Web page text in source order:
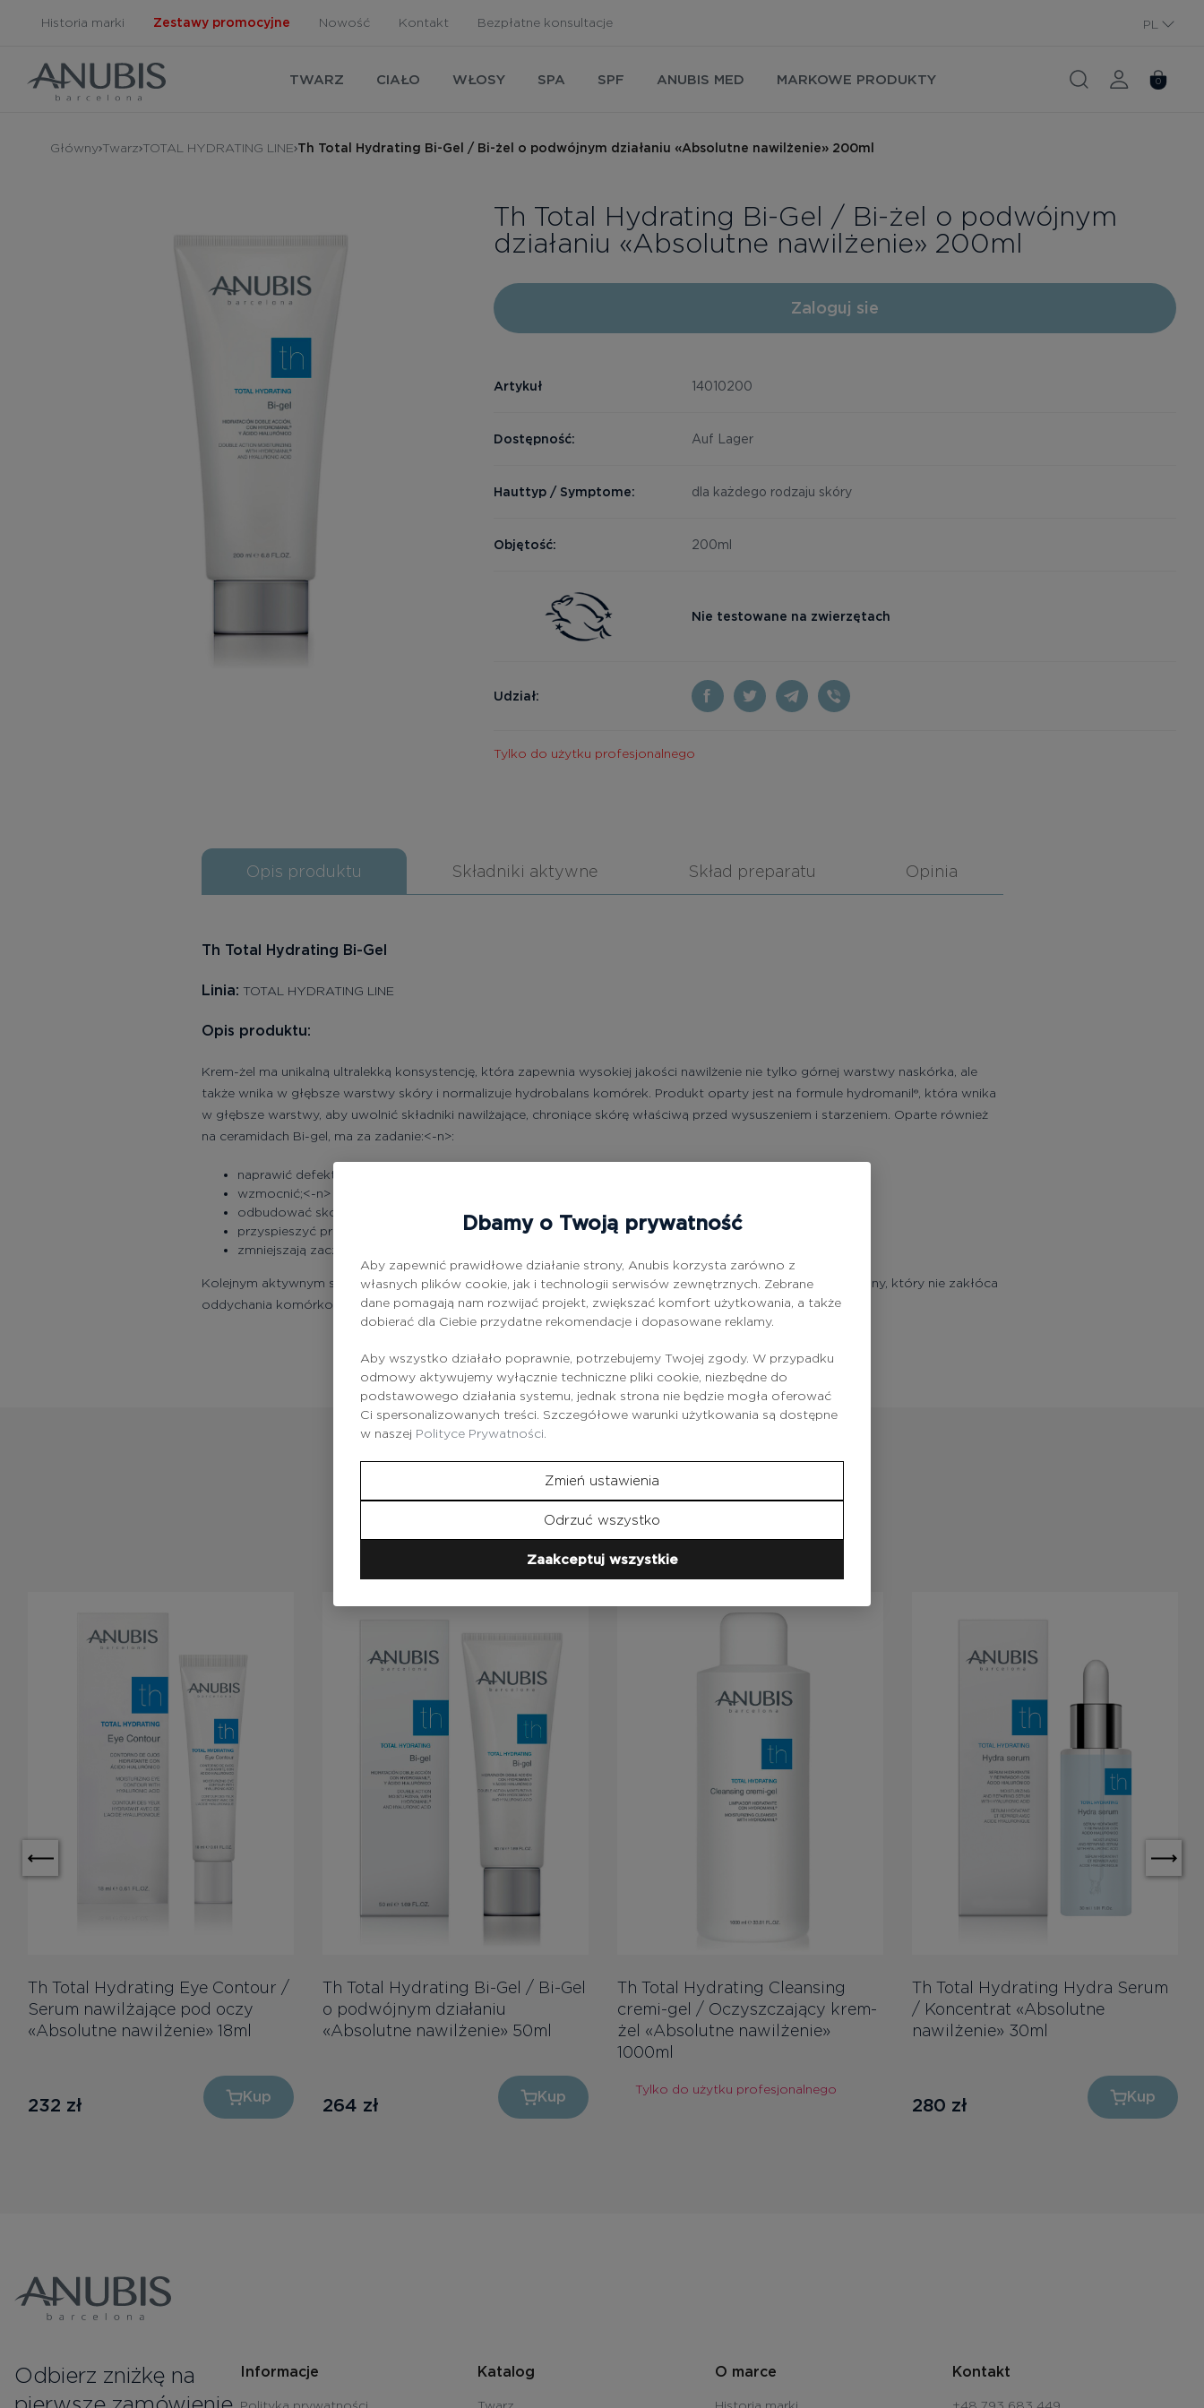
Historia marki Zestawy promocyjne Nowość Kontakt Bezpłatne konsultacje
PL
TWARZ CIAŁO WŁOSY SPA SPF ANUBIS MED MARKOWE PRODUKTY 0
Główny Twarz TOTAL HYDRATING LINE Th Total Hydrating Bi-Gel / Bi-żel o podwójnym działaniu «Absolutne nawilżenie» 200ml
Th Total Hydrating Bi-Gel / Bi-żel o podwójnym
działaniu «Absolutne nawilżenie» 200ml
Zaloguj sie
Artykuł 14010200
Dostępność: Auf Lager
Hauttyp / Symptome: dla każdego rodzaju skóry
Objętość: 200ml
Nie testowane na zwierzętach
Udział:
Tylko do użytku profesjonalnego
Opis produktu Składniki aktywne Skład preparatu Opinia
Th Total Hydrating Bi-Gel
Linia: TOTAL HYDRATING LINE
Opis produktu:
Krem-żel ma unikalną ultralekką konsystencję, która zapewnia wysokiej jakości nawilżenie nie tylko górnej warstwy naskórka, ale
także wnika w głębsze warstwy skóry i normalizuje hydrobalans komórek. Produkt oparty jest na formule hydromanil®, która wnika
w głębsze warstwy, aby uwolnić składniki nawilżające, chroniące skórę właściwą przed wysuszeniem i starzeniem. Oparte również
na ceramidach Bi-gel, ma za zadanie:<-n>:
naprawić defekty w strukturze międzykomórkowej naskórka;
wzmocnić;<-n>
odbudować skórę po peelingu, dermabrazji i mezoterapii;
przyspieszyć proces regeneracji;
zmniejszają zaczerwienienia, stany zapalne i podrażnienia.
Kolejnym aktywnym składnikiem żelu jest cesalpinia kłująca - tworzy ona na powierzchni naskórka film ochronny, który nie zakłóca
oddychania komórkowego, zapobiega odparowywaniu cząsteczek wilgoci i nadmiernemu wysuszaniu skóry.
Produktyz tej serii
Th Total Hydrating Eye Contour /
Serum nawilżające pod oczy
«Absolutne nawilżenie» 18ml
232 zł Kup
Th Total Hydrating Bi-Gel / Bi-Gel
o podwójnym działaniu
«Absolutne nawilżenie» 50ml
264 zł Kup
Th Total Hydrating Cleansing
cremi-gel / Oczyszczający krem-
żel «Absolutne nawilżenie»
1000ml
Tylko do użytku profesjonalnego
Th Total Hydrating Hydra Serum
/ Koncentrat «Absolutne
nawilżenie» 30ml
280 zł Kup
Odbierz zniżkę na
Informacje Katalog O marce Kontakt
Dbamy o Twoją prywatność
Aby zapewnić prawidłowe działanie strony, Anubis korzysta zarówno z
własnych plików cookie, jak i technologii serwisów zewnętrznych. Zebrane
dane pomagają nam rozwijać projekt, zwiększać komfort użytkowania, a także
dobierać dla Ciebie przydatne rekomendacje i dopasowane reklamy.
Aby wszystko działało poprawnie, potrzebujemy Twojej zgody. W przypadku
odmowy aktywujemy wyłącznie techniczne pliki cookie, niezbędne do
podstawowego działania systemu, jednak strona nie będzie mogła oferować
Ci spersonalizowanych treści. Szczegółowe warunki użytkowania są dostępne
w naszej Polityce Prywatności.
Zmień ustawienia
Odrzuć wszystko
Zaakceptuj wszystkie